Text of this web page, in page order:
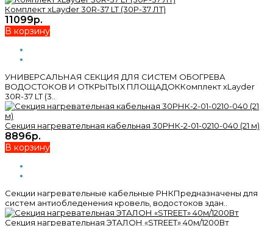
Комплект xLayder 30R-37 LT (30Р-37 ЛТ)
11099р.
В корзину
УНИВЕРСАЛЬНАЯ СЕКЦИЯ ДЛЯ СИСТЕМ ОБОГРЕВА
ВОДОСТОКОВ И ОТКРЫТЫХ ПЛОЩАДОККомплект xLayder
30R-37 LT (3..
Секция нагревательная кабельная 30РНК-2-01-0210-040 (21 м)
8896р.
В корзину
Секции нагревательные кабельные РНКПредназначены для
систем антиобледенения кровель, водостоков здан..
Секция нагревательная ЭТАЛОН «STREET» 40м/1200Вт